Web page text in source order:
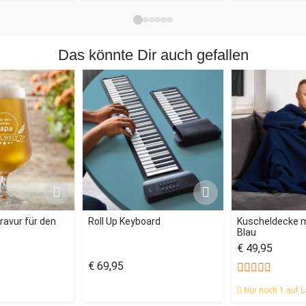
Das könnte Dir auch gefallen
für den Roll Up Keyboard
€ 69,95
Kuscheldecke
Blau
€ 49,95
Nur noch 1 auf